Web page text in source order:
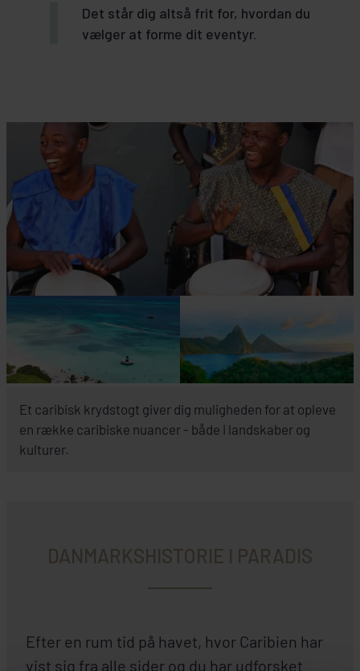
Det står dig altså frit for, hvordan du
vælger at forme dit eventyr.
Et caribisk krydstogt giver dig muligheden for at opleve
en række caribiske nuancer - både i landskaber og
kulturer.
DANMARKSHISTORIE I PARADIS
Efter en rum tid på havet, hvor Caribien har
vist sig fra alle sider og du har udforsket